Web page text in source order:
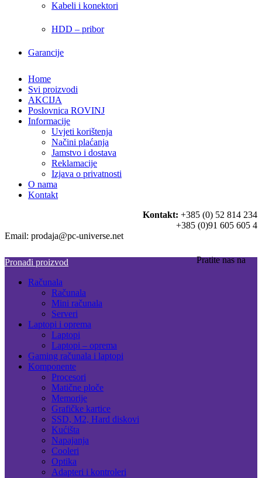
Kabeli i konektori
HDD – pribor
Garancije
Home
Svi proizvodi
AKCIJA
Poslovnica ROVINJ
Informacije
Uvjeti korištenja
Načini plaćanja
Jamstvo i dostava
Reklamacije
Izjava o privatnosti
O nama
Kontakt
Kontakt: +385 (0) 52 814 234
+385 (0)91 605 605 4
Email: prodaja@pc-universe.net
Pratite nas na
Pronađi proizvod
Računala
Računala
Mini računala
Serveri
Laptopi i oprema
Laptopi
Laptopi – oprema
Gaming računala i laptopi
Komponente
Procesori
Matične ploče
Memorije
Grafičke kartice
SSD, M2, Hard diskovi
Kućišta
Napajanja
Cooleri
Optika
Adapteri i kontroleri